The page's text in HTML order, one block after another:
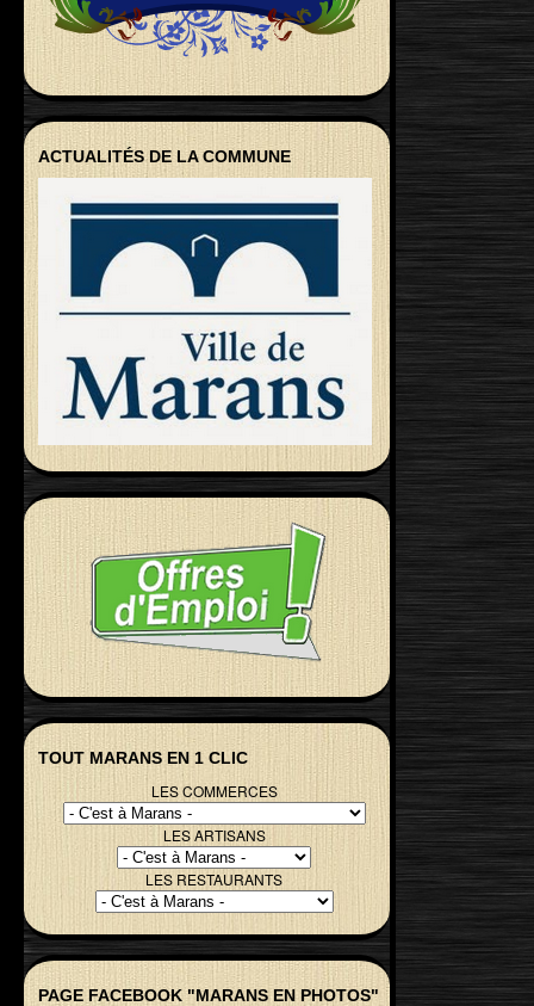
ACTUALITÉS DE LA COMMUNE
TOUT MARANS EN 1 CLIC
LES COMMERCES
LES ARTISANS
LES RESTAURANTS
PAGE FACEBOOK "MARANS EN PHOTOS"